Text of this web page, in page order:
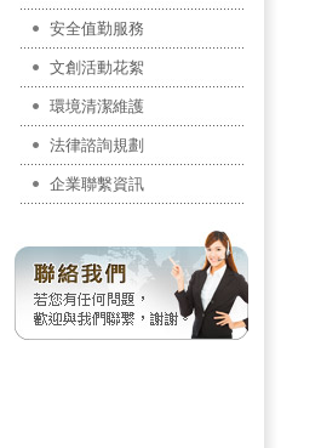
安全值勤服務
文創活動花絮
環境清潔維護
法律諮詢規劃
企業聯繫資訊